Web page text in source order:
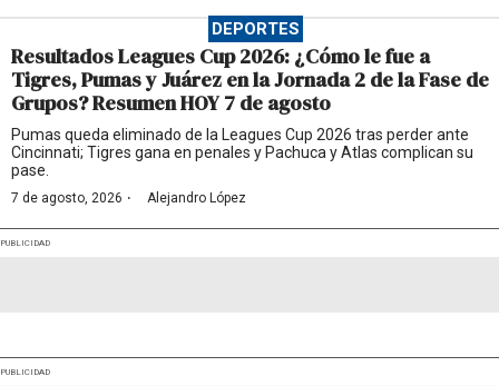
DEPORTES
Resultados Leagues Cup 2026: ¿Cómo le fue a
Tigres, Pumas y Juárez en la Jornada 2 de la Fase de
Grupos? Resumen HOY 7 de agosto
Pumas queda eliminado de la Leagues Cup 2026 tras perder ante
Cincinnati; Tigres gana en penales y Pachuca y Atlas complican su
pase.
7 de agosto, 2026 · Alejandro López
PUBLICIDAD
PUBLICIDAD